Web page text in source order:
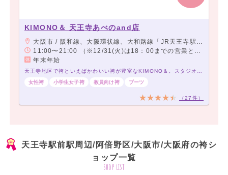
KIMONO＆ 天王寺あべのand店
大阪市 / 阪和線、大阪環状線、大和路線「JR天王寺駅」下車「ミオステーション1F中央口」より徒歩5分。 大阪メトロ御堂筋線「天王寺駅」下車「西改札」より徒歩5分。 大阪メトロ谷町線「阿部野駅」下車「北改札、1番出口」より徒歩3分。 阪堺電車「阿部野駅」下車徒歩3分。
11:00〜21:00 （※12/31(火)は18：00までの営業となります。この日の予約受付可能時間は16：30までとなります。）
年末年始
天王寺地区で袴といえばかわいい袴が豊富なKIMONO＆。スタジオ完備で前撮りもOK
女性袴
小学生女子袴 教員向け袴 ブーツ
（27件）
天王寺駅前駅周辺/阿倍野区/大阪市/大阪府の袴シ
ョップ一覧
shop list